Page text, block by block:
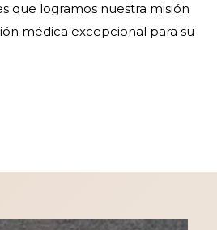
que logramos nuestra misión
médica excepcional para su